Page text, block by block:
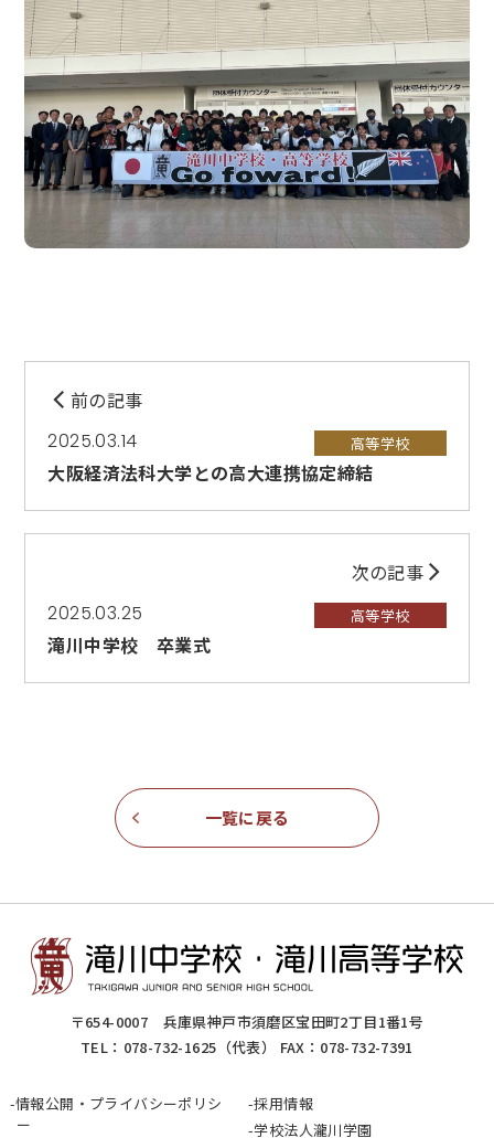
前の記事
2025.03.14 高等学校
大阪経済法科大学との高大連携協定締結
次の記事
2025.03.25 高等学校
滝川中学校 卒業式
一覧に戻る
〒654-0007 兵庫県神戸市須磨区宝田町2丁目1番1号
TEL： 078-732-1625 （代表） FAX：078-732-7391
情報公開・プライバシーポリシ
ー
採用情報
学校法人瀧川学園